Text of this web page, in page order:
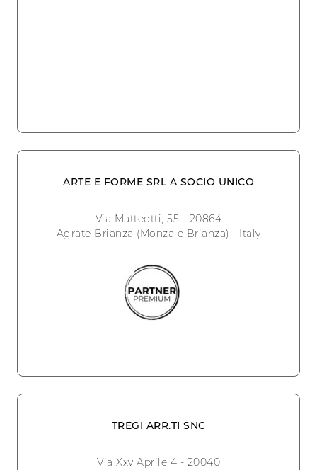
ARTE E FORME SRL A SOCIO UNICO
Via Matteotti, 55 - 20864
Agrate Brianza (Monza e Brianza) - Italy
TREGI ARR.TI SNC
Via Xxv Aprile 4 - 20040